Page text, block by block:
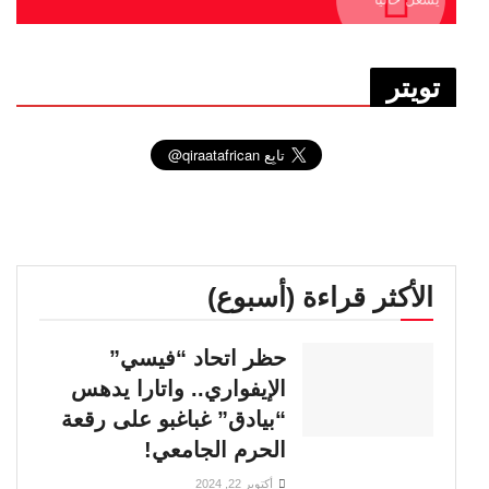
تويتر
الأكثر قراءة (أسبوع)
حظر اتحاد “فيسي”
الإيفواري.. واتارا يدهس
“بيادق” غباغبو على رقعة
الحرم الجامعي!
أكتوبر 22, 2024